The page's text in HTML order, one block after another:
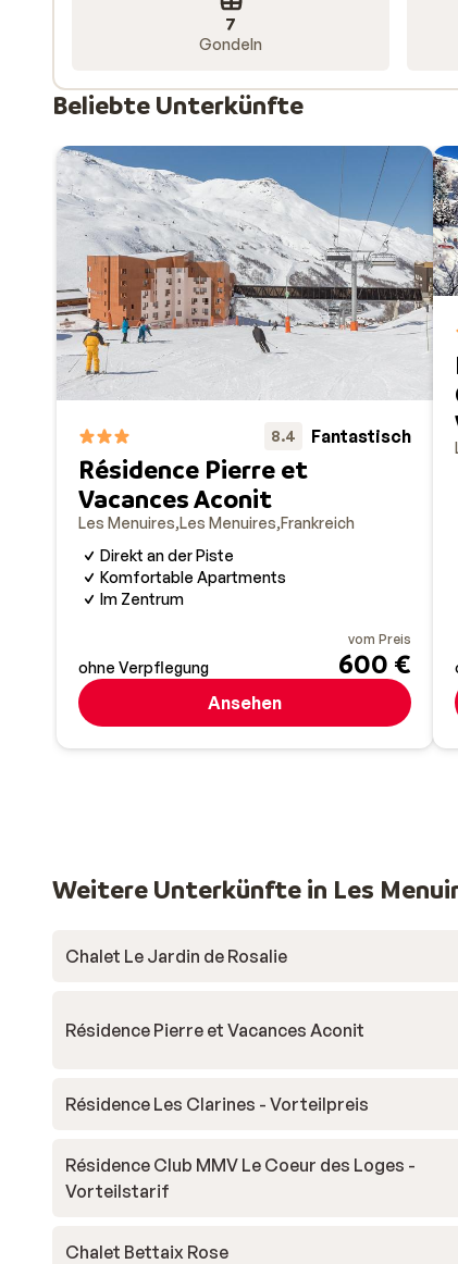
7
Gondeln
Beliebte Unterkünfte
8.4 Fantastisch
Résidence Pierre et
Vacances Aconit
Les Menuires Les Menuires Frankreich
Direkt an der Piste
Komfortable Apartments
Im Zentrum
ohne Verpflegung
vom Preis
600 €
Ansehen
Weitere Unterkünfte in Les
Chalet Le Jardin de Rosalie
Résidence Pierre et Vacances Aconit
Résidence Les Clarines - Vorteilpreis
Résidence Club MMV Le Coeur des Loges -
Vorteilstarif
Chalet Bettaix Rose